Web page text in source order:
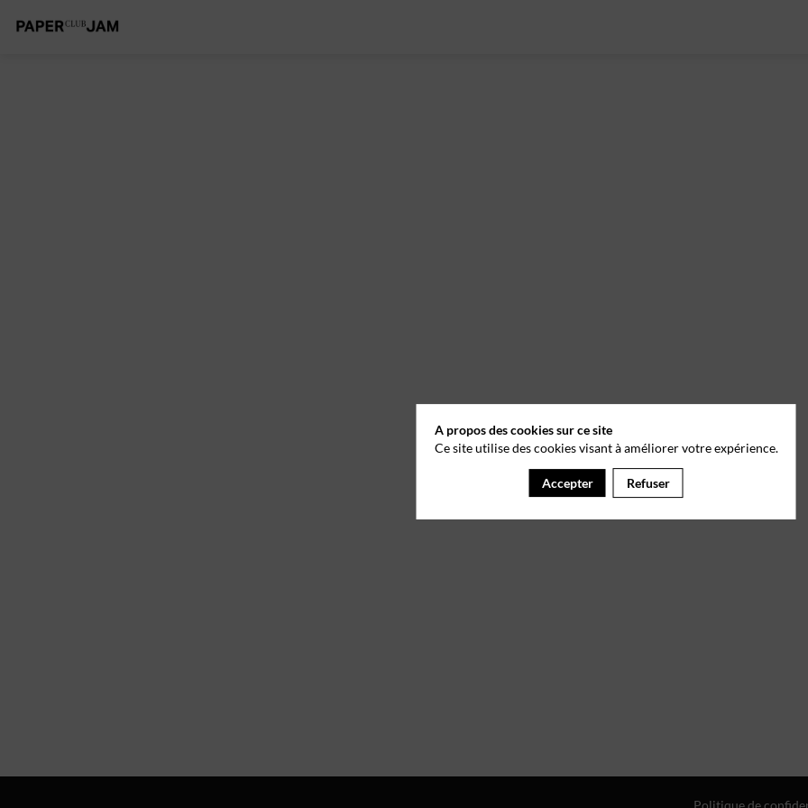
A propos des cookies sur ce site
Ce site utilise des cookies visant à améliorer votre expérience.
Accepter Refuser